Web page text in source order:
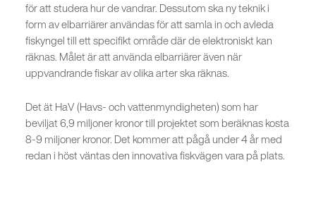
för att studera hur de vandrar. Dessutom ska ny teknik i
form av elbarriärer användas för att samla in och avleda
fiskyngel till ett specifikt område där de elektroniskt kan
räknas. Målet är att använda elbarriärer även när
uppvandrande fiskar av olika arter ska räknas.
Det ät HaV (Havs- och vattenmyndigheten) som har
beviljat 6,9 miljoner kronor till projektet som beräknas kosta
8-9 miljoner kronor. Det kommer att pågå under 4 år med
redan i höst väntas den innovativa fiskvägen vara på plats.